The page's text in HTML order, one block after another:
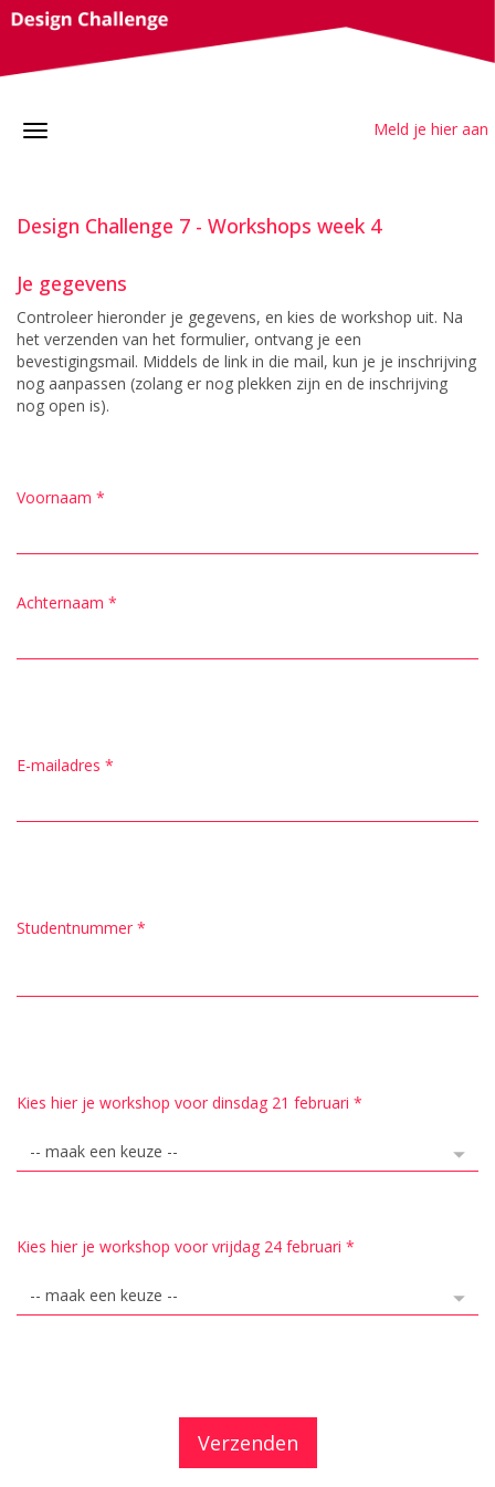
Meld je hier aan
Design Challenge 7 - Workshops week 4
Je gegevens
Controleer hieronder je gegevens, en kies de workshop uit. Na
het verzenden van het formulier, ontvang je een
bevestigingsmail. Middels de link in die mail, kun je je inschrijving
nog aanpassen (zolang er nog plekken zijn en de inschrijving
nog open is).
Voornaam *
Achternaam *
E-mailadres *
Studentnummer *
Kies hier je workshop voor dinsdag 21 februari *
Kies hier je workshop voor vrijdag 24 februari *
Verzenden